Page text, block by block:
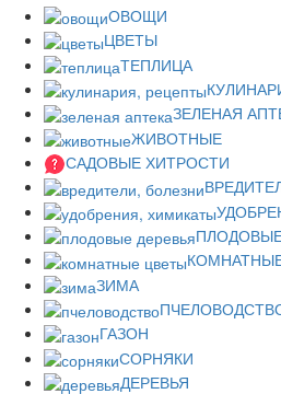
ОВОЩИ
ЦВЕТЫ
ТЕПЛИЦА
ЗЕЛЕНАЯ
ЖИВОТНЫЕ
САДОВЫЕ ХИТРОСТИ
ЗИМА
ГАЗОН
СОРНЯКИ
ДЕРЕВЬЯ